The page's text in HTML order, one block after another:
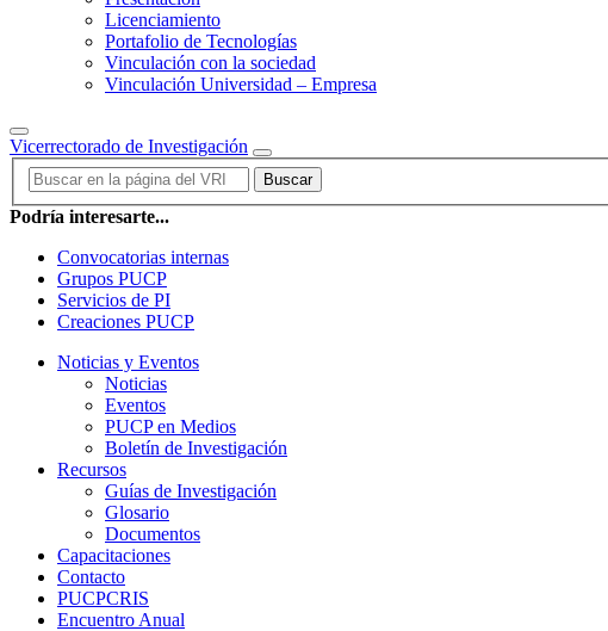
Licenciamiento
Portafolio de Tecnologías
Vinculación con la sociedad
Vinculación Universidad – Empresa
Vicerrectorado de Investigación
Buscar
Podría interesarte...
Convocatorias internas
Grupos PUCP
Servicios de PI
Creaciones PUCP
Noticias y Eventos
Noticias
Eventos
PUCP en Medios
Boletín de Investigación
Recursos
Guías de Investigación
Glosario
Documentos
Capacitaciones
Contacto
PUCPCRIS
Encuentro Anual